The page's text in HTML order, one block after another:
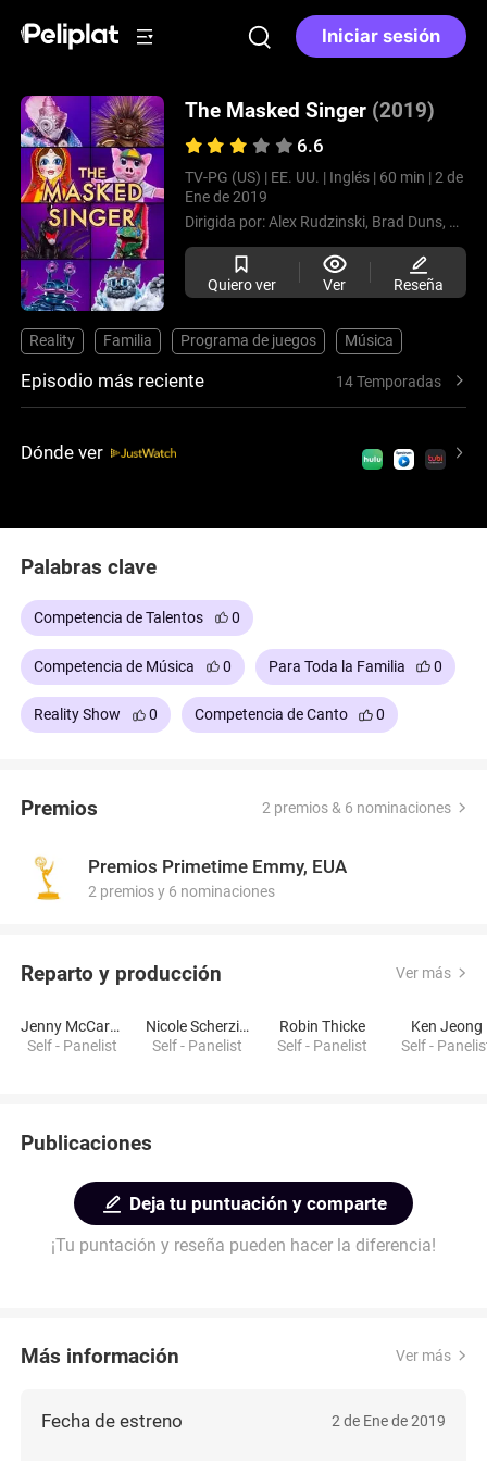
Iniciar sesión
The Masked Singer (2019)
6.6
TV-PG (US) | EE. UU. | Inglés | 60 min | 2 de
Ene de 2019
Dirigida por:Alex Rudzinski, Brad Duns, Alex
Quiero ver Ver Reseña
Reality Familia Programa de juegos Música
Episodio más reciente 14 Temporadas
Dónde ver
Palabras clave
Competencia de Talentos 0
Competencia de Música 0 Para Toda la Familia 0
Reality Show 0 Competencia de Canto 0
Premios 2 premios & 6 nominaciones
Premios Primetime Emmy, EUA
2 premios y 6 nominaciones
Reparto y producción Ver más
Jenny McCarthy-Wahlberg
Self - Panelist
Nicole Scherzinger
Self - Panelist
Robin Thicke
Self - Panelist
Ken Jeong
Self -
Publicaciones
Deja tu puntuación y comparte
¡Tu puntación y reseña pueden hacer la diferencia!
Más información Ver más
Fecha de estreno 2 de Ene de 2019